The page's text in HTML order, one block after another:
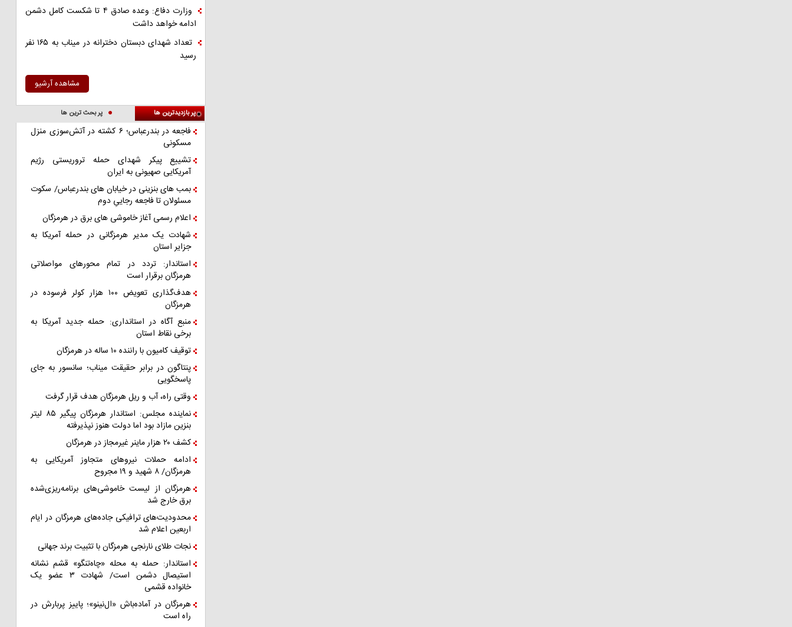
وزارت دفاع: وعده صادق ۴ تا شکست کامل دشمن
ادامه خواهد داشت
تعداد شهدای دبستان دخترانه در میناب به ۱۶۵ نفر
رسید
مشاهده آرشیو
پر بازدیدترین ها پر بحث ترین ها
فاجعه در بندرعباس؛ ۶ کشته در آتش‌سوزی منزل
مسکونی
تشییع پیکر شهدای حمله تروریستی رژیم
آمریکایی صهیونی به ایران
بمب های بنزینی در خیابان های بندرعباس/ سکوت
مسئولان تا فاجعه رجاییِ دوم
اعلام رسمی آغاز خاموشی های برق در هرمزگان
شهادت یک مدیر هرمزگانی در حمله آمریکا به
جزایر استان
استاندار: تردد در تمام محورهای مواصلاتی
هرمزگان برقرار است
هدف‌گذاری تعویض ۱۰۰ هزار کولر فرسوده در
هرمزگان
منبع آگاه در استانداری: حمله جدید آمریکا به
برخی نقاط استان
توقیف کامیون با راننده ۱۰ ساله در هرمزگان
پنتاگون در برابر حقیقت میناب؛ سانسور به جای
پاسخگویی
وقتی راه، آب و ریل هرمزگان هدف قرار گرفت
نماینده مجلس: استاندار هرمزگان پیگیر ۸۵ لیتر
بنزین مازاد بود اما دولت هنوز نپذیرفته
کشف ۲۰ هزار ماینر غیرمجاز در هرمزگان
ادامه حملات نیروهای متجاوز آمریکایی به
هرمزگان/ ۸ شهید و ۱۹ مجروح
هرمزگان از لیست خاموشی‌های برنامه‌ریزی‌شده
برق خارج شد
محدودیت‌های ترافیکی جاده‌های هرمزگان در ایام
اربعین اعلام شد
نجات طلای نارنجی هرمزگان با تثبیت برند جهانی
استاندار: حمله به محله «چاه‌تنگو» قشم نشانه
استیصال دشمن است/ شهادت ۳ عضو یک
خانواده قشمی
هرمزگان در آماده‌باش «ال‌نینو»؛ پاییز پربارش در
راه است